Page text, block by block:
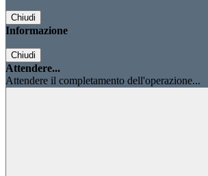
Chiudi
Informazione
Chiudi
Attendere...
Attendere il completamento dell'operazione...